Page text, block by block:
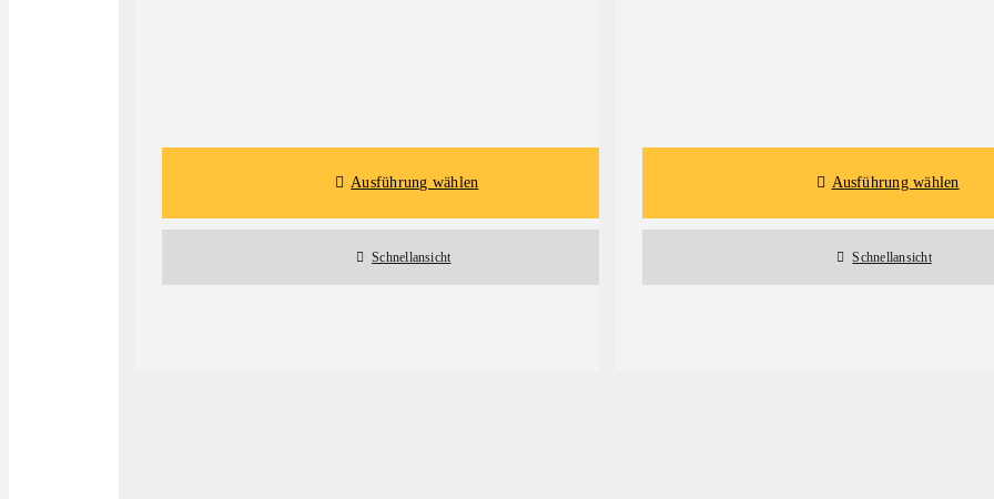
Ausführung wählen
Schnellansicht
Ausführung wählen
Schnellansicht